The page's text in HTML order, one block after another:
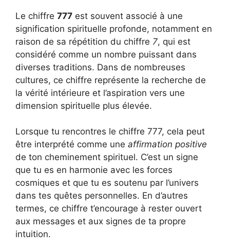
Le chiffre 777 est souvent associé à une
signification spirituelle profonde, notamment en
raison de sa répétition du chiffre 7, qui est
considéré comme un nombre puissant dans
diverses traditions. Dans de nombreuses
cultures, ce chiffre représente la recherche de
la vérité intérieure et l’aspiration vers une
dimension spirituelle plus élevée.
Lorsque tu rencontres le chiffre 777, cela peut
être interprété comme une affirmation positive
de ton cheminement spirituel. C’est un signe
que tu es en harmonie avec les forces
cosmiques et que tu es soutenu par l’univers
dans tes quêtes personnelles. En d’autres
termes, ce chiffre t’encourage à rester ouvert
aux messages et aux signes de ta propre
intuition.